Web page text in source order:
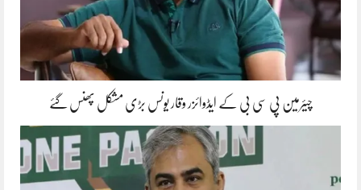
چیئرمین پی سی بی کے ایڈوائزر وقار یونس بڑی مشکل پھنس گئے